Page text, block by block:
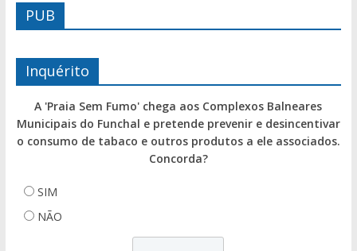
PUB
Inquérito
A 'Praia Sem Fumo' chega aos Complexos Balneares
Municipais do Funchal e pretende prevenir e desincentivar
o consumo de tabaco e outros produtos a ele associados.
Concorda?
SIM
NÃO